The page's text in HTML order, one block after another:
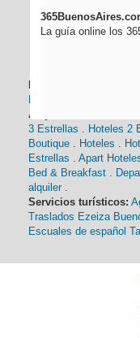
La guía online los
Alojamiento:
3 Estrellas
Hoteles 2
Boutique
Hoteles
Estrellas
Apart
Bed & Breakfast
alquiler
Servicios turísticos:
Traslados Ezeiza
Escuales de español